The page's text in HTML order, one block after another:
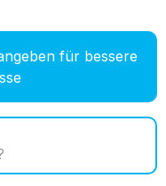
für bessere